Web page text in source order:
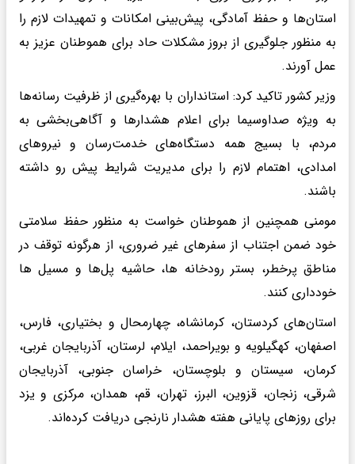
استان‌ها و حفظ آمادگی، پیش‌بینی امکانات و تمهیدات لازم را
به منظور جلوگیری از بروز مشکلات حاد برای هموطنان عزیز به
عمل آورند.
وزیر کشور تاکید کرد: استانداران با بهره‌گیری از ظرفیت رسانه‌ها
به ویژه صداوسیما برای اعلام هشدارها و آگاهی‌بخشی به
مردم، با بسیج همه دستگاه‌های خدمت‌رسان و نیروهای
امدادی، اهتمام لازم را برای مدیریت شرایط پیش رو داشته
باشند.
مومنی همچنین از هموطنان خواست به منظور حفظ سلامتی
خود ضمن اجتناب از سفرهای غیر ضروری، از هرگونه توقف در
مناطق پرخطر، بستر رودخانه ها، حاشیه پل‌ها و مسیل ها
خودداری کنند.
استان‌های کردستان، کرمانشاه، چهارمحال و بختیاری، فارس،
اصفهان، کهگیلویه و بویراحمد، ایلام، لرستان، آذربایجان غربی،
کرمان، سیستان و بلوچستان، خراسان جنوبی، آذربایجان
شرقی، زنجان، قزوین، البرز، تهران، قم، همدان، مرکزی و یزد
برای روزهای پایانی هفته هشدار نارنجی دریافت کرده‌اند.